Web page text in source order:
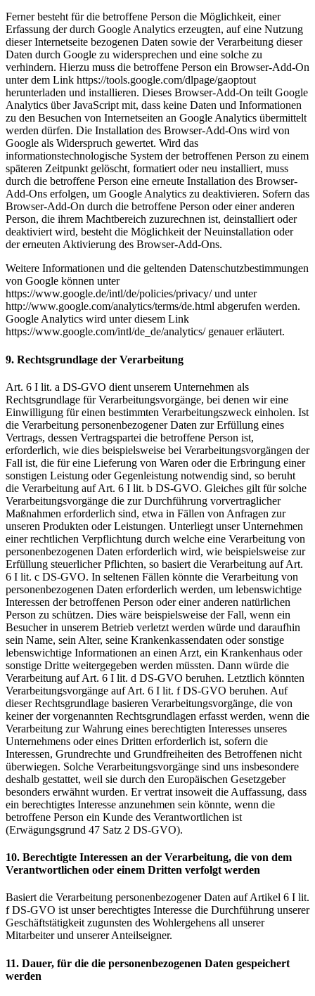
Ferner besteht für die betroffene Person die Möglichkeit, einer
Erfassung der durch Google Analytics erzeugten, auf eine Nutzung
dieser Internetseite bezogenen Daten sowie der Verarbeitung dieser
Daten durch Google zu widersprechen und eine solche zu
verhindern. Hierzu muss die betroffene Person ein Browser-Add-On
unter dem Link https://tools.google.com/dlpage/gaoptout
herunterladen und installieren. Dieses Browser-Add-On teilt Google
Analytics über JavaScript mit, dass keine Daten und Informationen
zu den Besuchen von Internetseiten an Google Analytics übermittelt
werden dürfen. Die Installation des Browser-Add-Ons wird von
Google als Widerspruch gewertet. Wird das
informationstechnologische System der betroffenen Person zu einem
späteren Zeitpunkt gelöscht, formatiert oder neu installiert, muss
durch die betroffene Person eine erneute Installation des Browser-
Add-Ons erfolgen, um Google Analytics zu deaktivieren. Sofern das
Browser-Add-On durch die betroffene Person oder einer anderen
Person, die ihrem Machtbereich zuzurechnen ist, deinstalliert oder
deaktiviert wird, besteht die Möglichkeit der Neuinstallation oder
der erneuten Aktivierung des Browser-Add-Ons.
Weitere Informationen und die geltenden Datenschutzbestimmungen
von Google können unter
https://www.google.de/intl/de/policies/privacy/ und unter
http://www.google.com/analytics/terms/de.html abgerufen werden.
Google Analytics wird unter diesem Link
https://www.google.com/intl/de_de/analytics/ genauer erläutert.
9. Rechtsgrundlage der Verarbeitung
Art. 6 I lit. a DS-GVO dient unserem Unternehmen als
Rechtsgrundlage für Verarbeitungsvorgänge, bei denen wir eine
Einwilligung für einen bestimmten Verarbeitungszweck einholen. Ist
die Verarbeitung personenbezogener Daten zur Erfüllung eines
Vertrags, dessen Vertragspartei die betroffene Person ist,
erforderlich, wie dies beispielsweise bei Verarbeitungsvorgängen der
Fall ist, die für eine Lieferung von Waren oder die Erbringung einer
sonstigen Leistung oder Gegenleistung notwendig sind, so beruht
die Verarbeitung auf Art. 6 I lit. b DS-GVO. Gleiches gilt für solche
Verarbeitungsvorgänge die zur Durchführung vorvertraglicher
Maßnahmen erforderlich sind, etwa in Fällen von Anfragen zur
unseren Produkten oder Leistungen. Unterliegt unser Unternehmen
einer rechtlichen Verpflichtung durch welche eine Verarbeitung von
personenbezogenen Daten erforderlich wird, wie beispielsweise zur
Erfüllung steuerlicher Pflichten, so basiert die Verarbeitung auf Art.
6 I lit. c DS-GVO. In seltenen Fällen könnte die Verarbeitung von
personenbezogenen Daten erforderlich werden, um lebenswichtige
Interessen der betroffenen Person oder einer anderen natürlichen
Person zu schützen. Dies wäre beispielsweise der Fall, wenn ein
Besucher in unserem Betrieb verletzt werden würde und daraufhin
sein Name, sein Alter, seine Krankenkassendaten oder sonstige
lebenswichtige Informationen an einen Arzt, ein Krankenhaus oder
sonstige Dritte weitergegeben werden müssten. Dann würde die
Verarbeitung auf Art. 6 I lit. d DS-GVO beruhen. Letztlich könnten
Verarbeitungsvorgänge auf Art. 6 I lit. f DS-GVO beruhen. Auf
dieser Rechtsgrundlage basieren Verarbeitungsvorgänge, die von
keiner der vorgenannten Rechtsgrundlagen erfasst werden, wenn die
Verarbeitung zur Wahrung eines berechtigten Interesses unseres
Unternehmens oder eines Dritten erforderlich ist, sofern die
Interessen, Grundrechte und Grundfreiheiten des Betroffenen nicht
überwiegen. Solche Verarbeitungsvorgänge sind uns insbesondere
deshalb gestattet, weil sie durch den Europäischen Gesetzgeber
besonders erwähnt wurden. Er vertrat insoweit die Auffassung, dass
ein berechtigtes Interesse anzunehmen sein könnte, wenn die
betroffene Person ein Kunde des Verantwortlichen ist
(Erwägungsgrund 47 Satz 2 DS-GVO).
10. Berechtigte Interessen an der Verarbeitung, die von dem
Verantwortlichen oder einem Dritten verfolgt werden
Basiert die Verarbeitung personenbezogener Daten auf Artikel 6 I lit.
f DS-GVO ist unser berechtigtes Interesse die Durchführung unserer
Geschäftstätigkeit zugunsten des Wohlergehens all unserer
Mitarbeiter und unserer Anteilseigner.
11. Dauer, für die die personenbezogenen Daten gespeichert
werden